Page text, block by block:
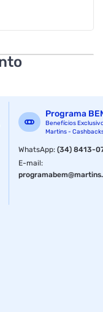
múltiplas
além de mais
eficiente, é uma
Programa
Benefícios
Martins -
WhatsApp:(34) 8413-
E-mail: